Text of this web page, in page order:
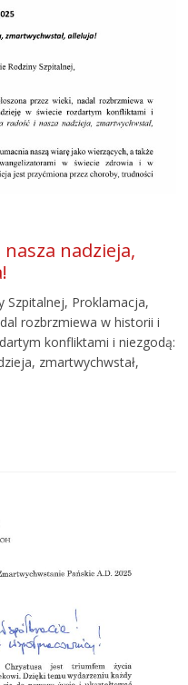
nadzieja,
Szpitalnej, Proklamacja,
rozbrzmiewa w historii i
konfliktami i niezgodą:
zmartwychwstał,